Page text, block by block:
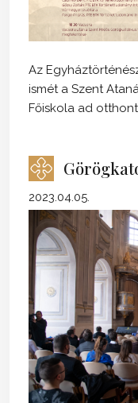
Az
ismét a Szent
Főiskola ad
2023.04.05.